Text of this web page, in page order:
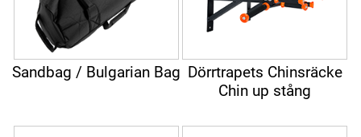
Sandbag / Bulgarian Bag Dörrtrapets Chinsräcke
Chin up stång